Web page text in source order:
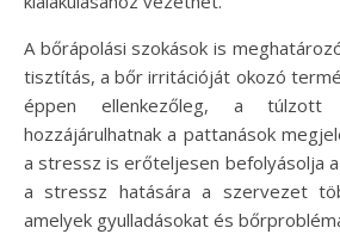
A bőrápolási szokások is
tisztítás, a bőr irritációját okozó
éppen ellenkezőleg, a túlzott
hozzájárulhatnak a pattanások
a stressz is erőteljesen befolyásolja
a stressz hatására a szervezet
amelyek gyulladásokat és